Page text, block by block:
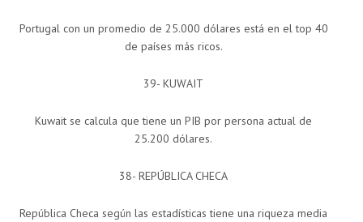
Portugal con un promedio de 25.000 dólares está en el top 40
de países más ricos.
39- KUWAIT
Kuwait se calcula que tiene un PIB por persona actual de
25.200 dólares.
38- REPÚBLICA CHECA
República Checa según las estadísticas tiene una riqueza media